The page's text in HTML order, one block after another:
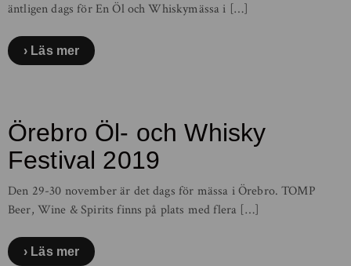
äntligen dags för En Öl och Whiskymässa i […]
Läs mer
Örebro Öl- och Whisky
Festival 2019
Den 29-30 november är det dags för mässa i Örebro. TOMP
Beer, Wine & Spirits finns på plats med flera […]
Läs mer